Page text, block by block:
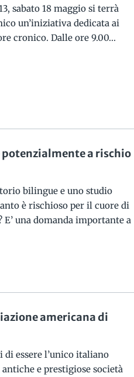
sabato 18 maggio si terrà
un’iniziativa dedicata ai
cronico. Dalle ore 9.00...
a rischio
bilingue e uno studio
è rischioso per il cuore di
una domanda importante a
americana di
essere l’unico italiano
e prestigiose società